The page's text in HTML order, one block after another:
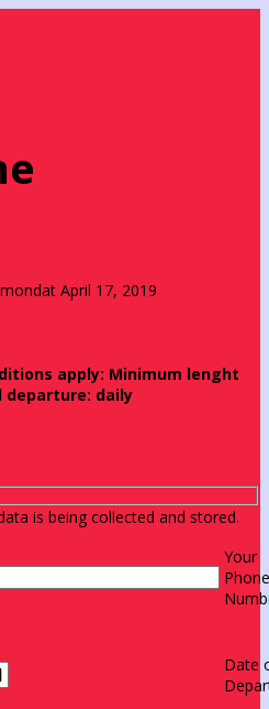
April 17, 2019
apply: Minimum lenght
departure: daily
is being collected and stored.
Your
Phone
Date